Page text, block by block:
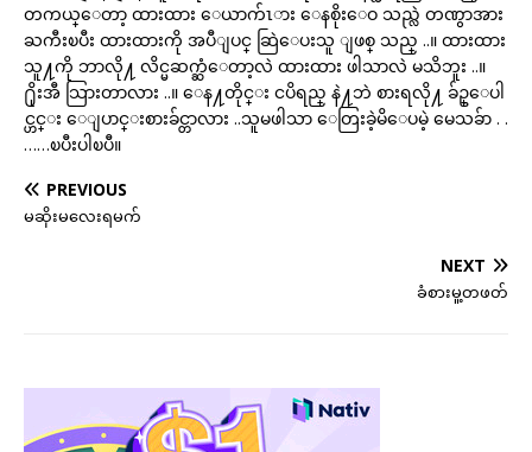
တကယ္ေတာ့ ထားထား ေယာက်ၤား ေနစိုးေဝ သည္လဲ တဏွာအား
ႀကီးၿပီး ထားထားကို အပီျပင္ ဆြဲေပးသူ ျဖစ္ သည္ ..။ ထားထား
သူ႔ကို ဘာလို႔ လိင္မဆက္ဆံေတာ့လဲ ထားထား ဖါသာလဲ မသိဘူး ..။
႐ိုးအီ သြားတာလား ..။ ေန႔တိုင္း ငပိရည္ နဲ႔ဘဲ စားရလို႔ ခ်ဥ္ေပါ
င္ဟင္း ေျပာင္းစားခ်င္တာလား ..သူမဖါသာ ေတြးခဲ့မိေပမဲ့ မေသခ်ာ . .
……ၿပီးပါၿပီ။
PREVIOUS
မဆိုးမလေးရမက်
NEXT
ခံစားမူ့တဖတ်